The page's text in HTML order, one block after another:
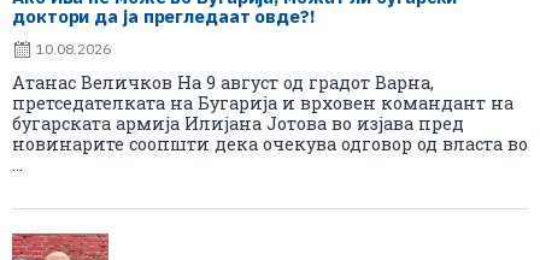
доктори да ја прегледаат овде?!
10.08.2026
Атанас Величков На 9 август од градoт Варна,
претседателката на Бугарија и врховен командант на
бугарската армија Илијана Јотова во изјава пред
новинарите соопшти дека очекува одговор од власта во